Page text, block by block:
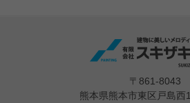
〒861-8043
熊本県熊本市東区戸島西